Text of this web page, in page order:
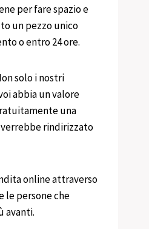
per fare spazio e
un pezzo unico
o entro 24 ore.
solo i nostri
abbia un valore
una
rindirizzato
online attraverso
le persone che
avanti.